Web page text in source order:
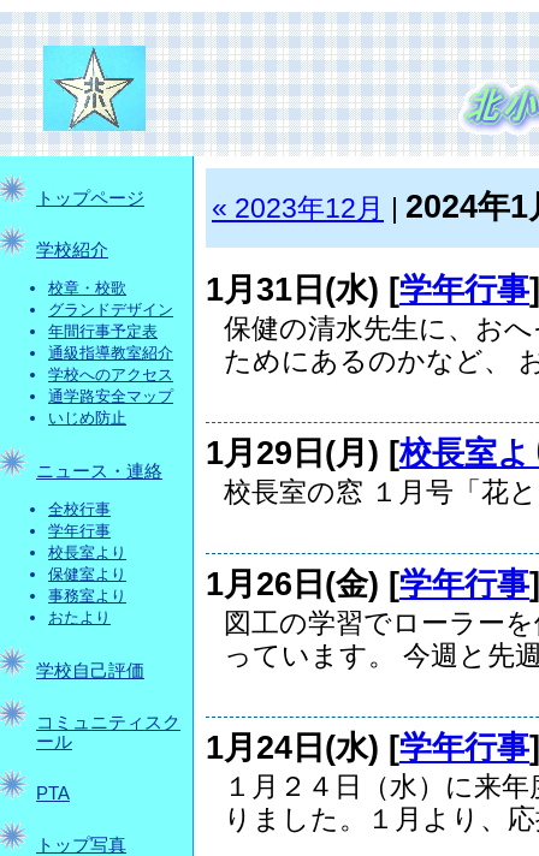
トップページ
学校紹介
校章・校歌
グランドデザイン
年間行事予定表
通級指導教室紹介
学校へのアクセス
通学路安全マップ
いじめ防止
ニュース・連絡
全校行事
学年行事
校長室より
保健室より
事務室より
おたより
学校自己評価
コミュニティスク
ール
PTA
トップ写真
« 2023年12月 2024年1
1月31日(水) [学年行事
保健の清水先生に、お
ためにあるのかなど、
1月29日(月) [校長室よ
校長室の窓 １月号「花
1月26日(金) [学年行事
図工の学習でローラー
っています。 今週と先
1月24日(水) [学年行事
１月２４日（水）に来
りました。１月より、